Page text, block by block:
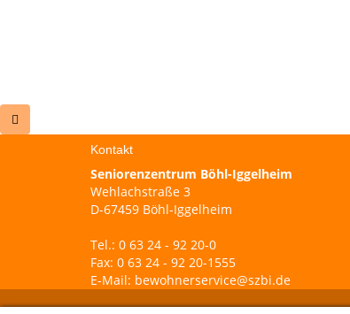
Kontakt
Seniorenzentrum Böhl-Iggelheim
Wehlachstraße 3
D-67459 Böhl-Iggelheim
Tel.: 0 63 24 - 92 20-0
Fax: 0 63 24 - 92 20-1555
E-Mail: bewohnerservice@szbi.de